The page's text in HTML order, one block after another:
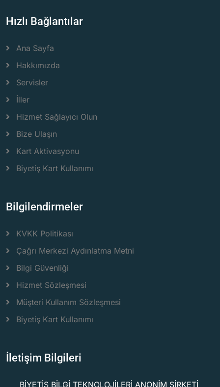
Hızlı Bağlantılar
Ana Sayfa
Hakkımızda
Servisler
İller
Hizmet Sağlayıcı Olun
Bize Ulaşın
Kart Aktivasyonu
Biyetiş Kart Kullanımı
Bilgilendirmeler
KVKK Politikası
Çağrı Merkezi Aydınlatma Metni
Bilgi Güvenliği
Hizmet Sözleşmesi
Müşteri Kullanım Sözleşmesi
Biyetiş Kart Kullanımı
İletişim Bilgileri
BİYETİŞ BİLGİ TEKNOLOJİLERİ ANONİM ŞİRKETİ